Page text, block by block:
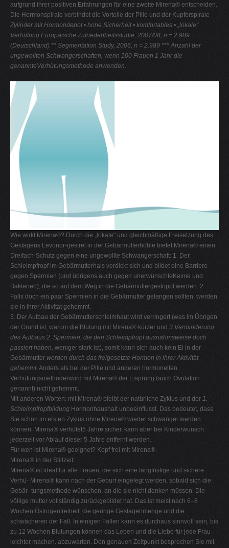
aufgrund ihrer positiven Erfahrungen für eine zweite Mirena® entscheiden.
Die Hormonspirale verbindet die Vorteile der Pille und der Kupferspirale
Zylinder mit Hormondepot • hohe Sicherheit • komfortables • „lokale"
Verhütung Europäische Zufriedenheitsstudie, 2007/08, n = 2.989
(Deutschland) ** Segmentation Study, 2006, n = 2.989 *** Anzahl der
ungewollten Schwangerschaften, wenn 100 Frauen 1 Jahr die
genannteVerhütungsmethode anwenden.
Wie wirkt Mirena®? Durch die „lokale" und gleichmäßige Freisetzung des
Gestagens Levonor-gestrel in der Gebärmutterhöhle bietet Mirena® einen
Dreifach-Schutz gegen eine ungewollte Schwangerschaft: 1. Der
Schleimpfropf im Gebärmutterhals verdickt sich und bildet eine Barriere
gegen Spermien (und übrigens auch gegen unerwünschteKeime und
Bakterien), die so auf dem Weg in die Gebärmuttergestoppt werden. 2.
Falls doch ein paar Spermien in die Gebärmutter gelangen sollten, werden
sie in ihrer Aktivität gehemmt.
3. Der Aufbau der Gebärmutterschleimhaut wird verringert (was im Übrigen
der Grund ist, warum die Blutung mit Mirena® kürzer und 3.Verminderung
des Aufbaus 2. Spermien, die den Schleimpfropfausnahmsweise doch
passiert haben, weniger stark ist), somit kann sich auch kein Ei in der
Gebärmutter werden durch das freigesetzte Hormon in ihrer Aktivität
gehemmt. Anders als bei der Pille und anderen hormonellen
Verhütungsmethodenwird mit Mirena® der Eisprung (auch Ovulation
genannt) nicht gehemmt.
Mit anderen Worten: mit Mirena® bleibt der natürliche Zyklus und der 1.
Schleimpfropfbildung Hormonhaushalt unbeeinflusst. Das bedeutet, dass
Sie schon im ersten Zyklus ohne Mirena® wieder schwanger werden
können. Mirena® verhütet5 Jahre sicher, kann aber bei Kinderwunsch
jederzeit vor Ablauf dieser 5 Jahre entfernt werden.
Für wen ist Mirena® geeignet? Kopf frei mit Mirena®.
Mirena® in der Stillzeit.
Mirena® ist ideal für alle Frauen, die sich eine langfristige und sichere
Verhü- Mirena® kann nach der Geburt eingelegt werden, sobald sich die
Gebär- tungsmethode wünschen, an die sie nicht denken müssen. Die
völlige mutter vollständig zurückgebildet hat. Das ist meist nach 6–8
Wochen Östrogenfreiheit, die geringe Gestagenmenge und die
schwächeren der Fall. In einigen Fällen kann es durchaus sinnvoll sein, bis
zu 12 Wochen Blutungen können das Leben und die Liebe für jede Frau
leichter machen. abzuwarten. Den genauen Zeitpunkt besprechen Sie mit